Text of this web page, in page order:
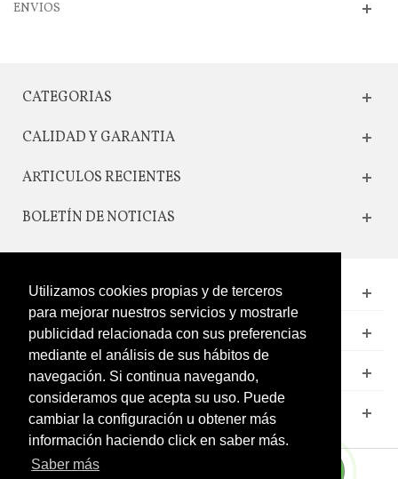
Utilizamos cookies propias y de terceros
para mejorar nuestros servicios y mostrarle
publicidad relacionada con sus preferencias
mediante el análisis de sus hábitos de
navegación. Si continua navegando,
consideramos que acepta su uso. Puede
cambiar la configuración u obtener más
información haciendo click en saber más.
Saber más
ENVIOS
CATEGORIAS
CALIDAD Y GARANTIA
ARTICULOS RECIENTES
BOLETÍN DE NOTICIAS
CONTACTO
LEGAL
CATÁLOGO
MI CUENTA